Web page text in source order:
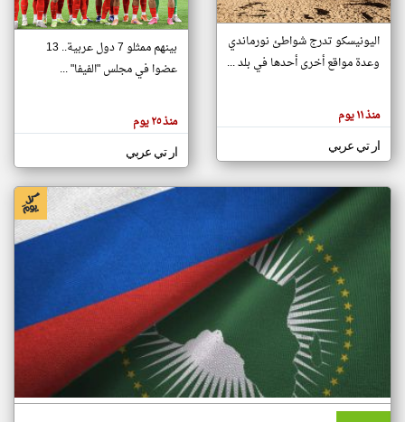
تغيير الدولة
اخبار جزر القمر على مدار الساعة
أهم اخبار جزر القمر العاجلة والمباشرة
هنا عن
وجهة
كاتبيها.
اليونيسكو تدرج شواطئ نورماندي
وعدة مواقع أخرى أحدها في بلد ...
منذ ١١ يوم
ار تي عربي
بينهم ممثلو 7 دول عربية.. 13
عضوا في مجلس "الفيفا" ...
منذ ٢٥ يوم
ار تي عربي
klyoum.com